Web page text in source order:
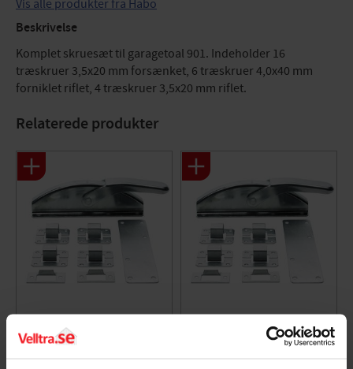
Vis alle produkter fra Habo
Beskrivelse
Komplet skruesæt til garagetoal 901. Indeholder 16
træskruer 3,5x20 mm forsænket, 6 træskruer 4,0x40 mm
forniklet riflet, 4 træskruer 3,5x20 mm riflet.
Relaterede produkter
901, Elzink, Habo
Garage Regel 12mm
901, Elzink, Habo